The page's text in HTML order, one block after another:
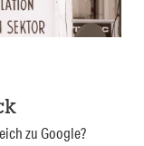
zu Google?